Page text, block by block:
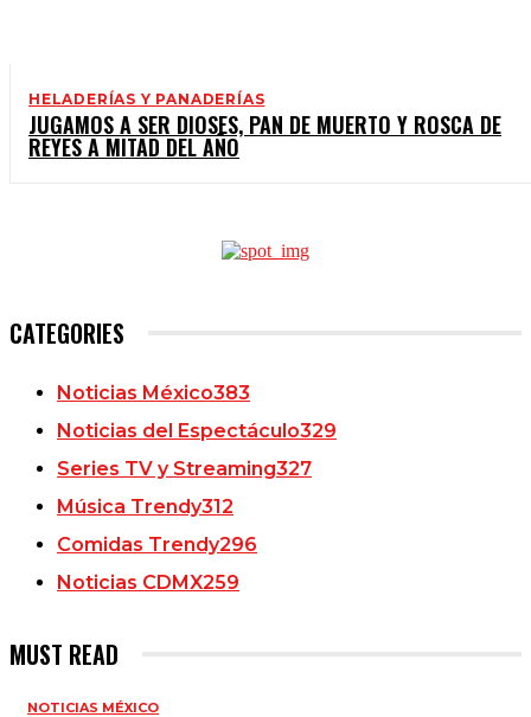
HELADERÍAS Y PANADERÍAS
JUGAMOS A SER DIOSES, PAN DE MUERTO Y ROSCA DE
REYES A MITAD DEL AÑO
CATEGORIES
Noticias México383
Noticias del Espectáculo329
Series TV y Streaming327
Música Trendy312
Comidas Trendy296
Noticias CDMX259
MUST READ
NOTICIAS MÉXICO